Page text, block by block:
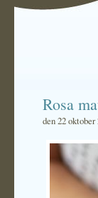
Rosa
den 22